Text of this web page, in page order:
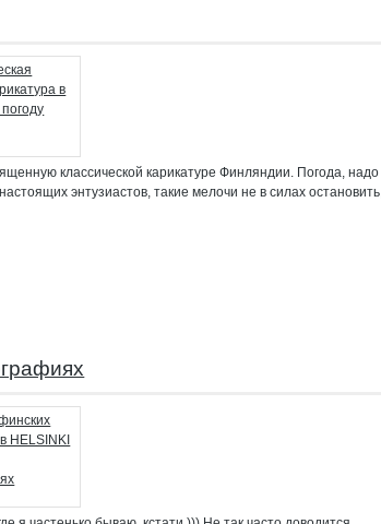
классической карикатуре Финляндии. Погода, надо
энтузиастов, такие мелочи не в силах остановить,